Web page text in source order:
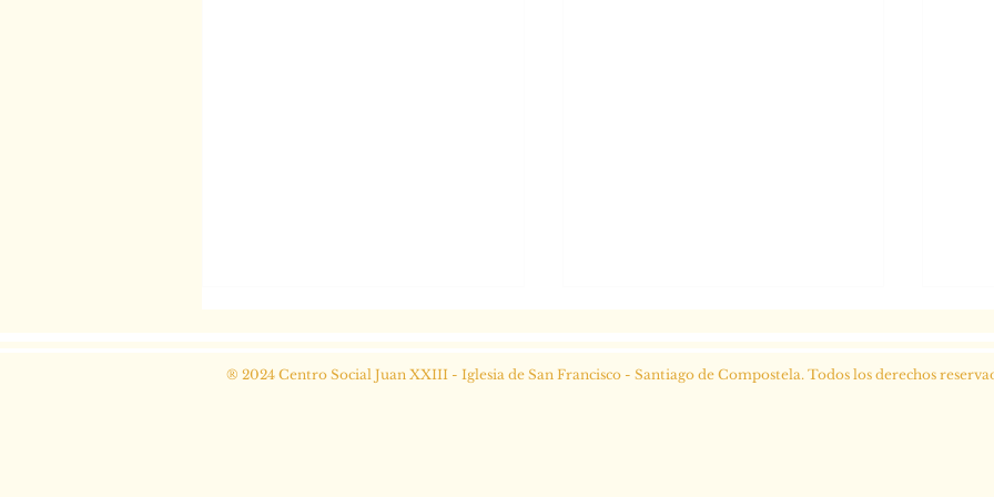
® 2024 Centro Social Juan XXIII - Iglesia de San Francisco - Santiago de Compostela. Todos los derechos